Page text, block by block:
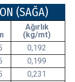
(SAĞA)
Ağırlık
(kg/mt)
0,192
0,199
0,231